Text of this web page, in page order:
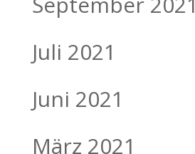
Juli 2021
Juni 2021
März 2021